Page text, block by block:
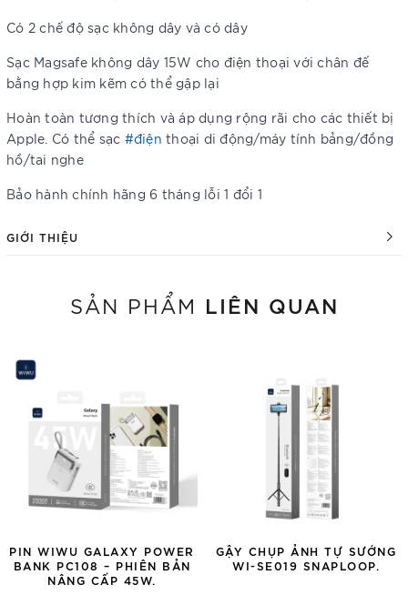
Có 2 chế độ sạc không dây và có dây
Sạc Magsafe không dây 15W cho điện thoại với chân đế
bằng hợp kim kẽm có thể gập lại
Hoàn toàn tương thích và áp dụng rộng rãi cho các thiết bị
Apple. Có thể sạc #điện thoại di động/máy tính bảng/đồng
hồ/tai nghe
Bảo hành chính hãng 6 tháng lỗi 1 đổi 1
GIỚI THIỆU
SẢN PHẨM LIÊN QUAN
PIN WIWU GALAXY POWER
BANK PC108 – PHIÊN BẢN
NÂNG CẤP 45W.
GẬY CHỤP ẢNH TỰ SƯỚNG
WI-SE019 SNAPLOOP.